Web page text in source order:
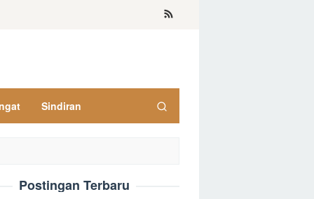
Sindiran
Postingan Terbaru